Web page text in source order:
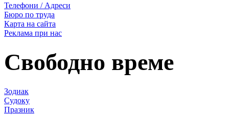
Телефони / Адреси
Бюро по труда
Карта на сайта
Реклама при нас
Свободно време
Зодиак
Судоку
Празник